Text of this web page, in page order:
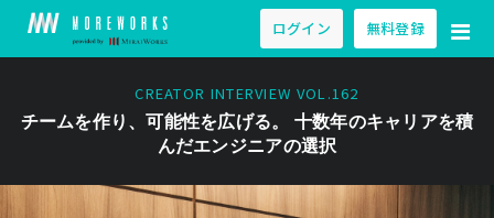
ログイン 無料登録
CREATOR INTERVIEW VOL.162
チームを作り、可能性を広げる。 十数年のキャリアを積
んだエンジニアの選択